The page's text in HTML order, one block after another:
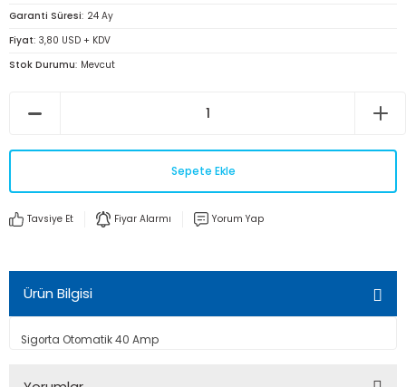
Garanti Süresi 24 Ay
Fiyat 3,80 USD + KDV
Stok Durumu Mevcut
Sepete Ekle
Tavsiye Et Fiyar Alarmı Yorum Yap
Ürün Bilgisi
Sigorta Otomatik 40 Amp